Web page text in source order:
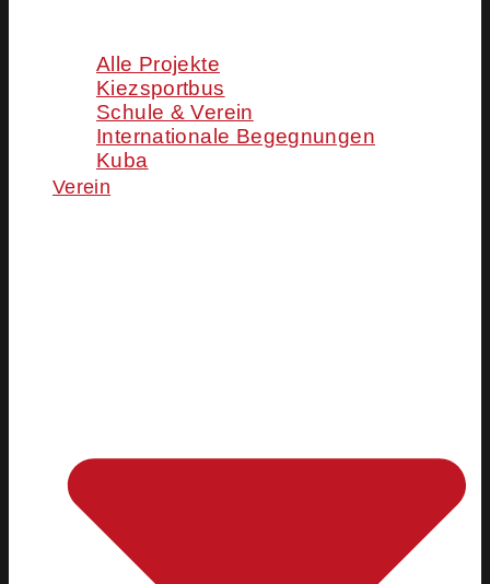
Alle Projekte
Kiezsportbus
Schule & Verein
Internationale Begegnungen
Kuba
Verein